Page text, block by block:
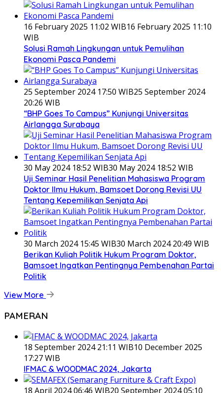
16 February 2025 11:02 WIB16 February 2025 11:10
WIB
Solusi Ramah Lingkungan untuk Pemulihan
Ekonomi Pasca Pandemi
25 September 2024 17:50 WIB25 September 2024
20:26 WIB
“BHP Goes To Campus” Kunjungi Universitas
Airlangga Surabaya
30 May 2024 18:52 WIB30 May 2024 18:52 WIB
Uji Seminar Hasil Penelitian Mahasiswa Program
Doktor Ilmu Hukum, Bamsoet Dorong Revisi UU
Tentang Kepemilikan Senjata Api
30 March 2024 15:45 WIB30 March 2024 20:49 WIB
Berikan Kuliah Politik Hukum Program Doktor,
Bamsoet Ingatkan Pentingnya Pembenahan Partai
Politik
View More
PAMERAN
18 September 2024 21:11 WIB10 December 2025
17:27 WIB
IFMAC & WOODMAC 2024, Jakarta
18 April 2024 06:46 WIB20 September 2024 05:10